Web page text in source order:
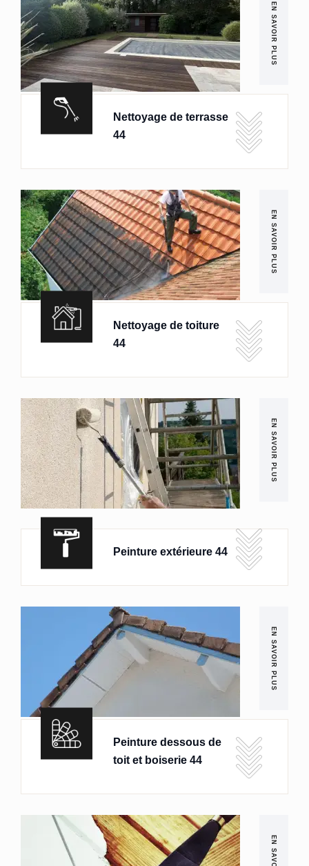
EN SAVOIR PLUS
Nettoyage de terrasse
44
EN SAVOIR PLUS
Nettoyage de toiture
44
EN SAVOIR PLUS
Peinture extérieure 44
EN SAVOIR PLUS
Peinture dessous de
toit et boiserie 44